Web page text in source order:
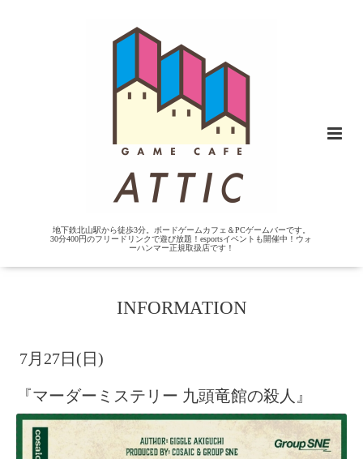
地下鉄北山駅から徒歩3分。ボードゲームカフェ＆PCゲームバーです。
30分400円のフリードリンクで遊び放題！esportsイベントも開催中！ウォ
ーハンマー正規取扱店です！
INFORMATION
7月27日(日)
『マーダーミステリー 九頭竜館の殺人』